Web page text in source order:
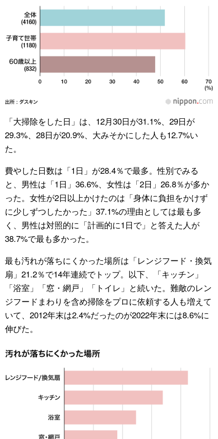
「大掃除をした日」は、12月30日が31.1%、29日が
29.3%、28日が20.9%、大みそかにした人も12.7%い
た。
費やした日数は「1日」が28.4％で最多。性別でみる
と、男性は「1日」36.6%、女性は「2日」26.8％が多か
った。女性が2日以上かけたのは「身体に負担をかけず
に少しずつしたかった」37.1%の理由としては最も多
く、男性は対照的に「計画的に1日で」と答えた人が
38.7%で最も多かった。
最も汚れが落ちにくかった場所は「レンジフード・換気
扇」21.2％で14年連続でトップ。以下、「キッチン」
「浴室」「窓・網戸」「トイレ」と続いた。難敵のレン
ジフードまわりを含め掃除をプロに依頼する人も増えて
いて、2012年末は2.4%だったのが2022年末には8.6%に
伸びた。